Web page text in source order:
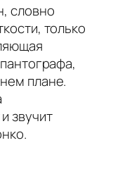
словно
только
плане.
звучит